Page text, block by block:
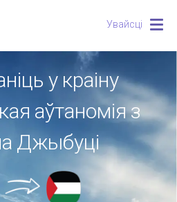
Увайсці
у краіну
аўтаномія з
Джыбуці